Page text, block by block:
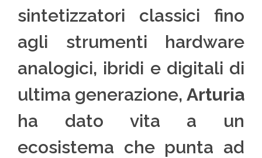
sintetizzatori classici fino
agli strumenti hardware
analogici, ibridi e digitali di
ultima generazione, Arturia
ha dato vita a un
ecosistema che punta ad